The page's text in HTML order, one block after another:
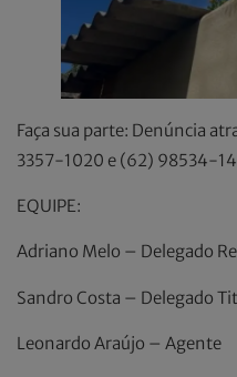
Faça sua parte: Denúncia
3357-1020 e (62) 98534-
EQUIPE:
Adriano Melo – Delegado
Sandro Costa – Delegado
Leonardo Araújo – Agente